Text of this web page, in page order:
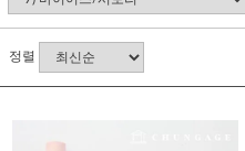
정렬